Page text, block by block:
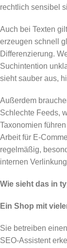
rechtlich sensibel
Auch bei Texten
erzeugen schnell
Differenzierung.
Suchintention
sieht sauber aus,
Außerdem
Schlechte Feeds,
Taxonomien
Arbeit für E-
regelmäßig,
internen
Wie sieht das in
Ein Shop mit
Sie betreiben
SEO-Assistent